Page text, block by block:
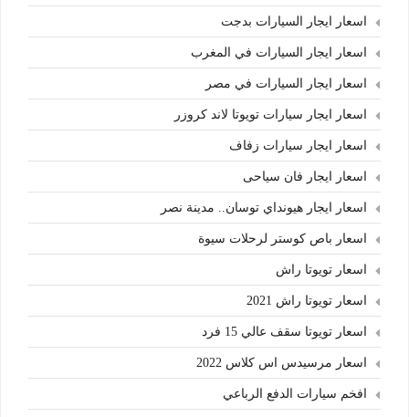
اسعار ايجار السيارات بدجت
اسعار ايجار السيارات في المغرب
اسعار ايجار السيارات في مصر
اسعار ايجار سيارات تويوتا لاند كروزر
اسعار ايجار سيارات زفاف
اسعار ايجار فان سياحى
اسعار ايجار هيونداي توسان.. مدينة نصر
اسعار باص كوستر لرحلات سيوة
اسعار تويوتا راش
اسعار تويوتا راش 2021
اسعار تويوتا سقف عالي 15 فرد
اسعار مرسيدس اس كلاس 2022
افخم سيارات الدفع الرباعي